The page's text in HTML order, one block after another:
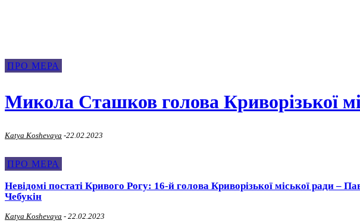
ПРО МЕРА
Микола Сташков голова Криворізької
Katya Koshevaya -22.02.2023
ПРО МЕРА
Невідомі постаті Кривого Рогу: 16-й голова Криворізької міської ради –
Чебукін
Katya Koshevaya - 22.02.2023